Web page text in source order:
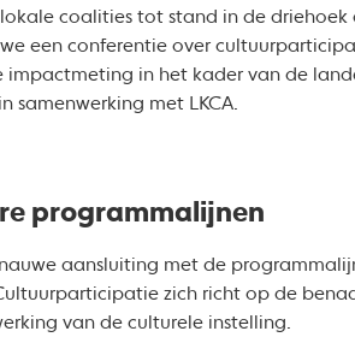
coalities tot stand in de driehoek
een conferentie over
impactmeting in het kader van de
samenwerking met LKCA.
programmalijnen
aansluiting met de
zich richt op de
van de culturele instelling.